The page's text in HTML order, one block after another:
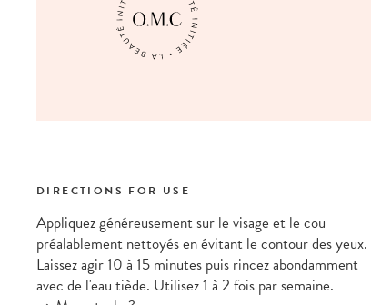
DIRECTIONS FOR USE
Appliquez généreusement sur le visage et le cou
préalablement nettoyés en évitant le contour des yeux.
Laissez agir 10 à 15 minutes puis rincez abondamment
avec de l'eau tiède. Utilisez 1 à 2 fois par semaine.